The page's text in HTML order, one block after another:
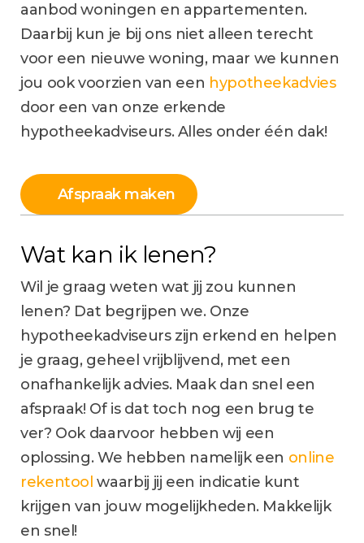
aanbod woningen en appartementen.
Daarbij kun je bij ons niet alleen terecht
voor een nieuwe woning, maar we kunnen
jou ook voorzien van een hypotheekadvies
door een van onze erkende
hypotheekadviseurs. Alles onder één dak!
Afspraak maken
Wat kan ik lenen?
Wil je graag weten wat jij zou kunnen
lenen? Dat begrijpen we. Onze
hypotheekadviseurs zijn erkend en helpen
je graag, geheel vrijblijvend, met een
onafhankelijk advies. Maak dan snel een
afspraak! Of is dat toch nog een brug te
ver? Ook daarvoor hebben wij een
oplossing. We hebben namelijk een online
rekentool waarbij jij een indicatie kunt
krijgen van jouw mogelijkheden. Makkelijk
en snel!